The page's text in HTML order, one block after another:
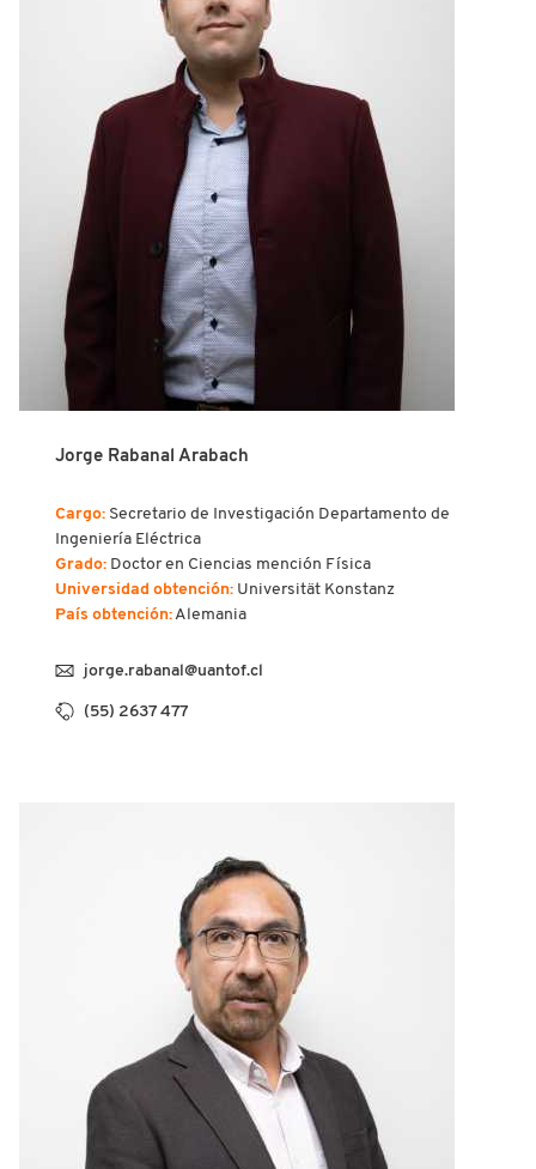
Jorge Rabanal Arabach
Cargo: Secretario de Investigación Departamento de
Ingeniería Eléctrica
Grado: Doctor en Ciencias mención Física
Universidad obtención: Universität Konstanz
País obtención: Alemania
jorge.rabanal@uantof.cl
(55) 2637 477